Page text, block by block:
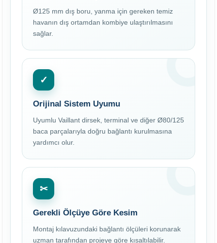
Ø125 mm dış boru, yanma için gereken temiz
havanın dış ortamdan kombiye ulaştırılmasını
sağlar.
✓
Orijinal Sistem Uyumu
Uyumlu Vaillant dirsek, terminal ve diğer Ø80/125
baca parçalarıyla doğru bağlantı kurulmasına
yardımcı olur.
✂
Gerekli Ölçüye Göre Kesim
Montaj kılavuzundaki bağlantı ölçüleri korunarak
uzman tarafından projeye göre kısaltılabilir.